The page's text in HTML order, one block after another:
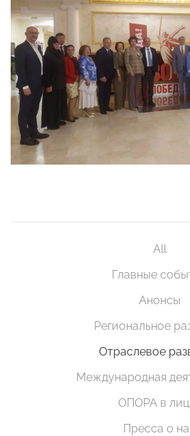
All
Главные
Анонсы
Региональное
Отраслевое
Международная
ОПОРА в
Пресса о